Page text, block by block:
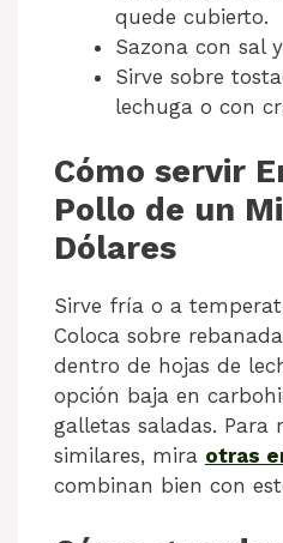
quede cubierto.
Sazona con sal
Sirve sobre
lechuga o con
Cómo servir
Pollo de un
Dólares
Sirve fría o a
Coloca sobre
dentro de hojas de
opción baja en
galletas saladas. Para
similares, mira otras
combinan bien con